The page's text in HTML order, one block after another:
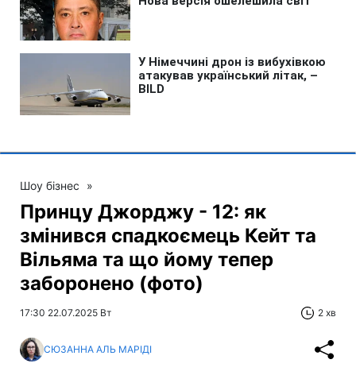
Шоу бізнес »
Принцу Джорджу - 12: як
змінився спадкоємець Кейт та
Вільяма та що йому тепер
заборонено (фото)
17:30 22.07.2025 Вт 2 хв
СЮЗАННА АЛЬ МАРІДІ